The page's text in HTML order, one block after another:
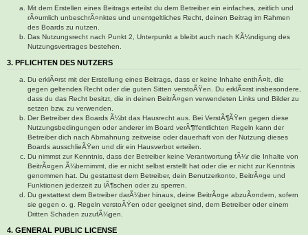
Mit dem Erstellen eines Beitrags erteilst du dem Betreiber ein einfaches, zeitlich und
rÃ¤umlich unbeschrÃ¤nktes und unentgeltliches Recht, deinen Beitrag im Rahmen
des Boards zu nutzen.
Das Nutzungsrecht nach Punkt 2, Unterpunkt a bleibt auch nach KÃ¼ndigung des
Nutzungsvertrages bestehen.
3. PFLICHTEN DES NUTZERS
Du erklÃ¤rst mit der Erstellung eines Beitrags, dass er keine Inhalte enthÃ¤lt, die
gegen geltendes Recht oder die guten Sitten verstoÃŸen. Du erklÃ¤rst insbesondere,
dass du das Recht besitzt, die in deinen BeitrÃ¤gen verwendeten Links und Bilder zu
setzen bzw. zu verwenden.
Der Betreiber des Boards Ã¼bt das Hausrecht aus. Bei VerstÃ¶ÃŸen gegen diese
Nutzungsbedingungen oder anderer im Board verÃ¶ffentlichten Regeln kann der
Betreiber dich nach Abmahnung zeitweise oder dauerhaft von der Nutzung dieses
Boards ausschlieÃŸen und dir ein Hausverbot erteilen.
Du nimmst zur Kenntnis, dass der Betreiber keine Verantwortung fÃ¼r die Inhalte von
BeitrÃ¤gen Ã¼bernimmt, die er nicht selbst erstellt hat oder die er nicht zur Kenntnis
genommen hat. Du gestattest dem Betreiber, dein Benutzerkonto, BeitrÃ¤ge und
Funktionen jederzeit zu lÃ¶schen oder zu sperren.
Du gestattest dem Betreiber darÃ¼ber hinaus, deine BeitrÃ¤ge abzuÃ¤ndern, sofern
sie gegen o. g. Regeln verstoÃŸen oder geeignet sind, dem Betreiber oder einem
Dritten Schaden zuzufÃ¼gen.
4. GENERAL PUBLIC LICENSE